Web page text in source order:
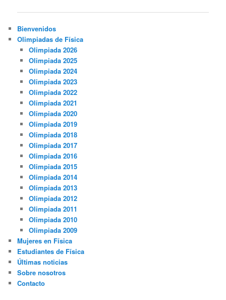
entradas
Bienvenidos
Olimpiadas de Física
Olimpiada 2026
Olimpiada 2025
Olimpiada 2024
Olimpiada 2023
Olimpiada 2022
Olimpiada 2021
Olimpiada 2020
Olimpiada 2019
Olimpiada 2018
Olimpiada 2017
Olimpiada 2016
Olimpiada 2015
Olimpiada 2014
Olimpiada 2013
Olimpiada 2012
Olimpiada 2011
Olimpiada 2010
Olimpiada 2009
Mujeres en Física
Estudiantes de Física
Últimas noticias
Sobre nosotros
Contacto